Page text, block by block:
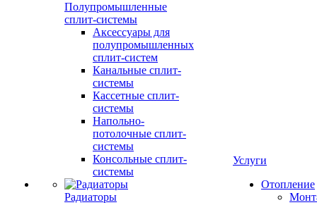
Полупромышленные
сплит-системы
Аксессуары для
полупромышленных
сплит-систем
Канальные сплит-
системы
Кассетные сплит-
системы
Напольно-
потолочные сплит-
системы
Консольные сплит-
системы
Радиаторы
Услуги
Отопление